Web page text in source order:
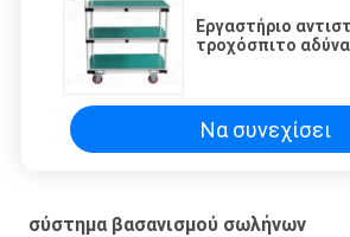
Εργαστήριο
τροχόσπιτο
Να συνεχίσει
σύστημα βασανισμού σωλήνων